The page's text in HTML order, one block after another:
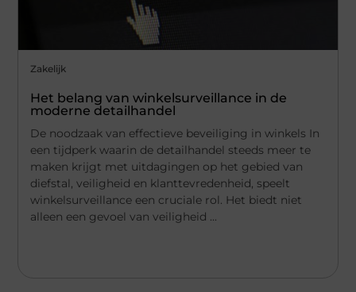
Zakelijk
Het belang van winkelsurveillance in de
moderne detailhandel
De noodzaak van effectieve beveiliging in winkels In
een tijdperk waarin de detailhandel steeds meer te
maken krijgt met uitdagingen op het gebied van
diefstal, veiligheid en klanttevredenheid, speelt
winkelsurveillance een cruciale rol. Het biedt niet
alleen een gevoel van veiligheid ...